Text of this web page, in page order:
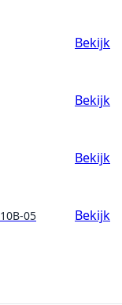
Bekijk
Bekijk
Bekijk
05 Bekijk